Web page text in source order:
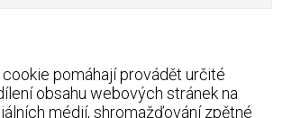
pomáhají provádět určité
obsahu webových stránek na
médií, shromažďování zpětné